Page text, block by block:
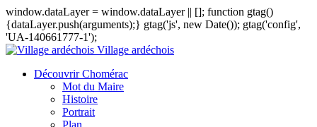
window.dataLayer = window.dataLayer || []; function gtag()
{dataLayer.push(arguments);} gtag('js', new Date()); gtag('config',
'UA-140661777-1');
Village ardéchois
Découvrir Chomérac
Mot du Maire
Histoire
Portrait
Plan